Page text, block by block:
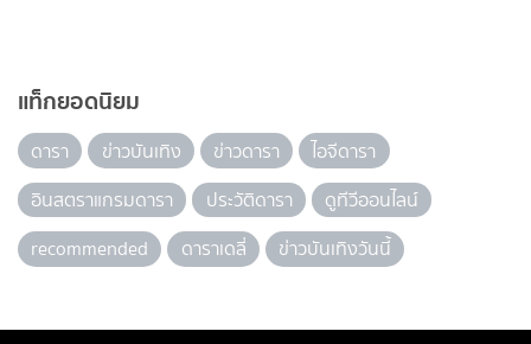
แท็กยอดนิยม
ดารา ข่าวบันเทิง ข่าวดารา
ไอจีดารา
อินสตราแกรมดารา
ประวัติดารา
ดูทีวีออนไลน์
recommended
ดาราเดลี่ ข่าวบันเทิงวันนี้